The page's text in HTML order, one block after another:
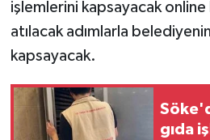
işlemlerini kapsayacak
atılacak adımlarla
kapsayacak.
gıda